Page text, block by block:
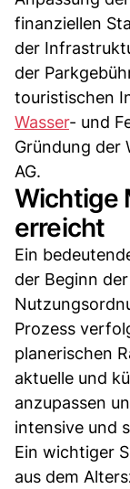
finanziellen
der
der
touristischen
Wasser- und
Gründung der
AG.
Wichtige
erreicht
Ein
der Beginn
Prozess
planerischen
aktuelle und
anzupassen
intensive und
Ein wichtiger
aus dem